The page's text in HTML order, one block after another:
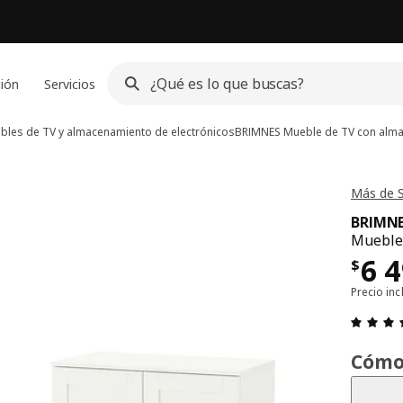
Servicios
de TV y almacenamiento de electrónicosBRIMNES Mueble de TV con
Más de
$6
Precio